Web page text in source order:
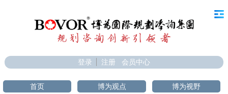
登录 注册 会员中心
首页 博为观点
博为视野